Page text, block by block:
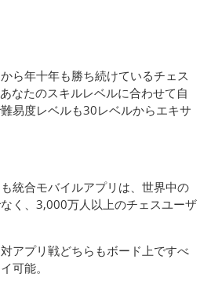
ら年十年も勝ち続けているチェス
なたのスキルレベルに合わせて自
易度レベルも30レベルからエキサ
統合モバイルアプリは、世界中の
く、3,000万人以上のチェスユーザ
アプリ戦どちらもボード上ですべ
可能。